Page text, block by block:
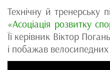
Технічну й тренерську
«Асоціація розвитку
Її керівник Віктор
і побажав велосипедних